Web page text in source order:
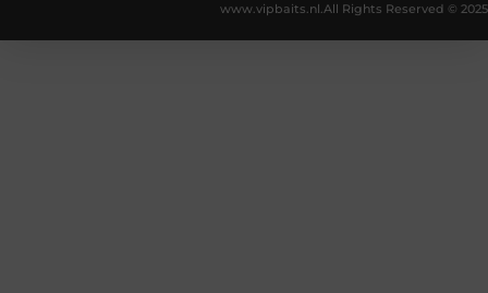
All Rights Reserved © 2025
www.vipbaits.nl.